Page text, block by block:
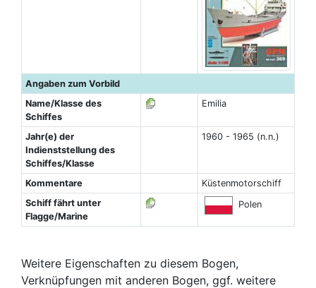
Angaben zum Vorbild
Name/Klasse des
Schiffes
Emilia
Jahr(e) der
Indienststellung des
Schiffes/Klasse
1960 - 1965 (n.n.)
Kommentare
Küstenmotorschiff
Schiff fährt unter
Flagge/Marine
Polen
Weitere Eigenschaften zu diesem Bogen,
Verknüpfungen mit anderen Bogen, ggf. weitere